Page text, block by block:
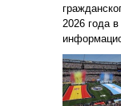
2026 года